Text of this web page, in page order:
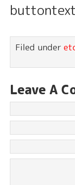
Filed under
Leave A